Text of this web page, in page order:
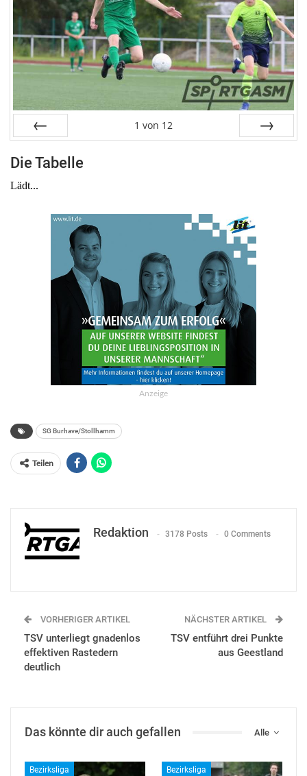
1 von 12
Die Tabelle
Anzeige
SG Burhave/Stollhamm
Teilen
Redaktion 3178 Posts 0 Comments
VORHERIGER ARTIKEL
TSV unterliegt gnadenlos
effektiven Rastedern
deutlich
NÄCHSTER ARTIKEL
TSV entführt drei Punkte
aus Geestland
Alle
Das könnte dir auch gefallen
Bezirksliga Bezirksliga